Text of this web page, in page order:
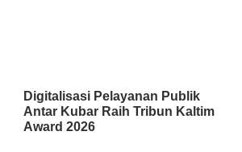
Digitalisasi Pelayanan Publik
Antar Kubar Raih Tribun Kaltim
Award 2026